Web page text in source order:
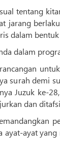
tentang
jarang
dalam
dalam
surah demi
Juzuk ke-
dan
ayat-ayat